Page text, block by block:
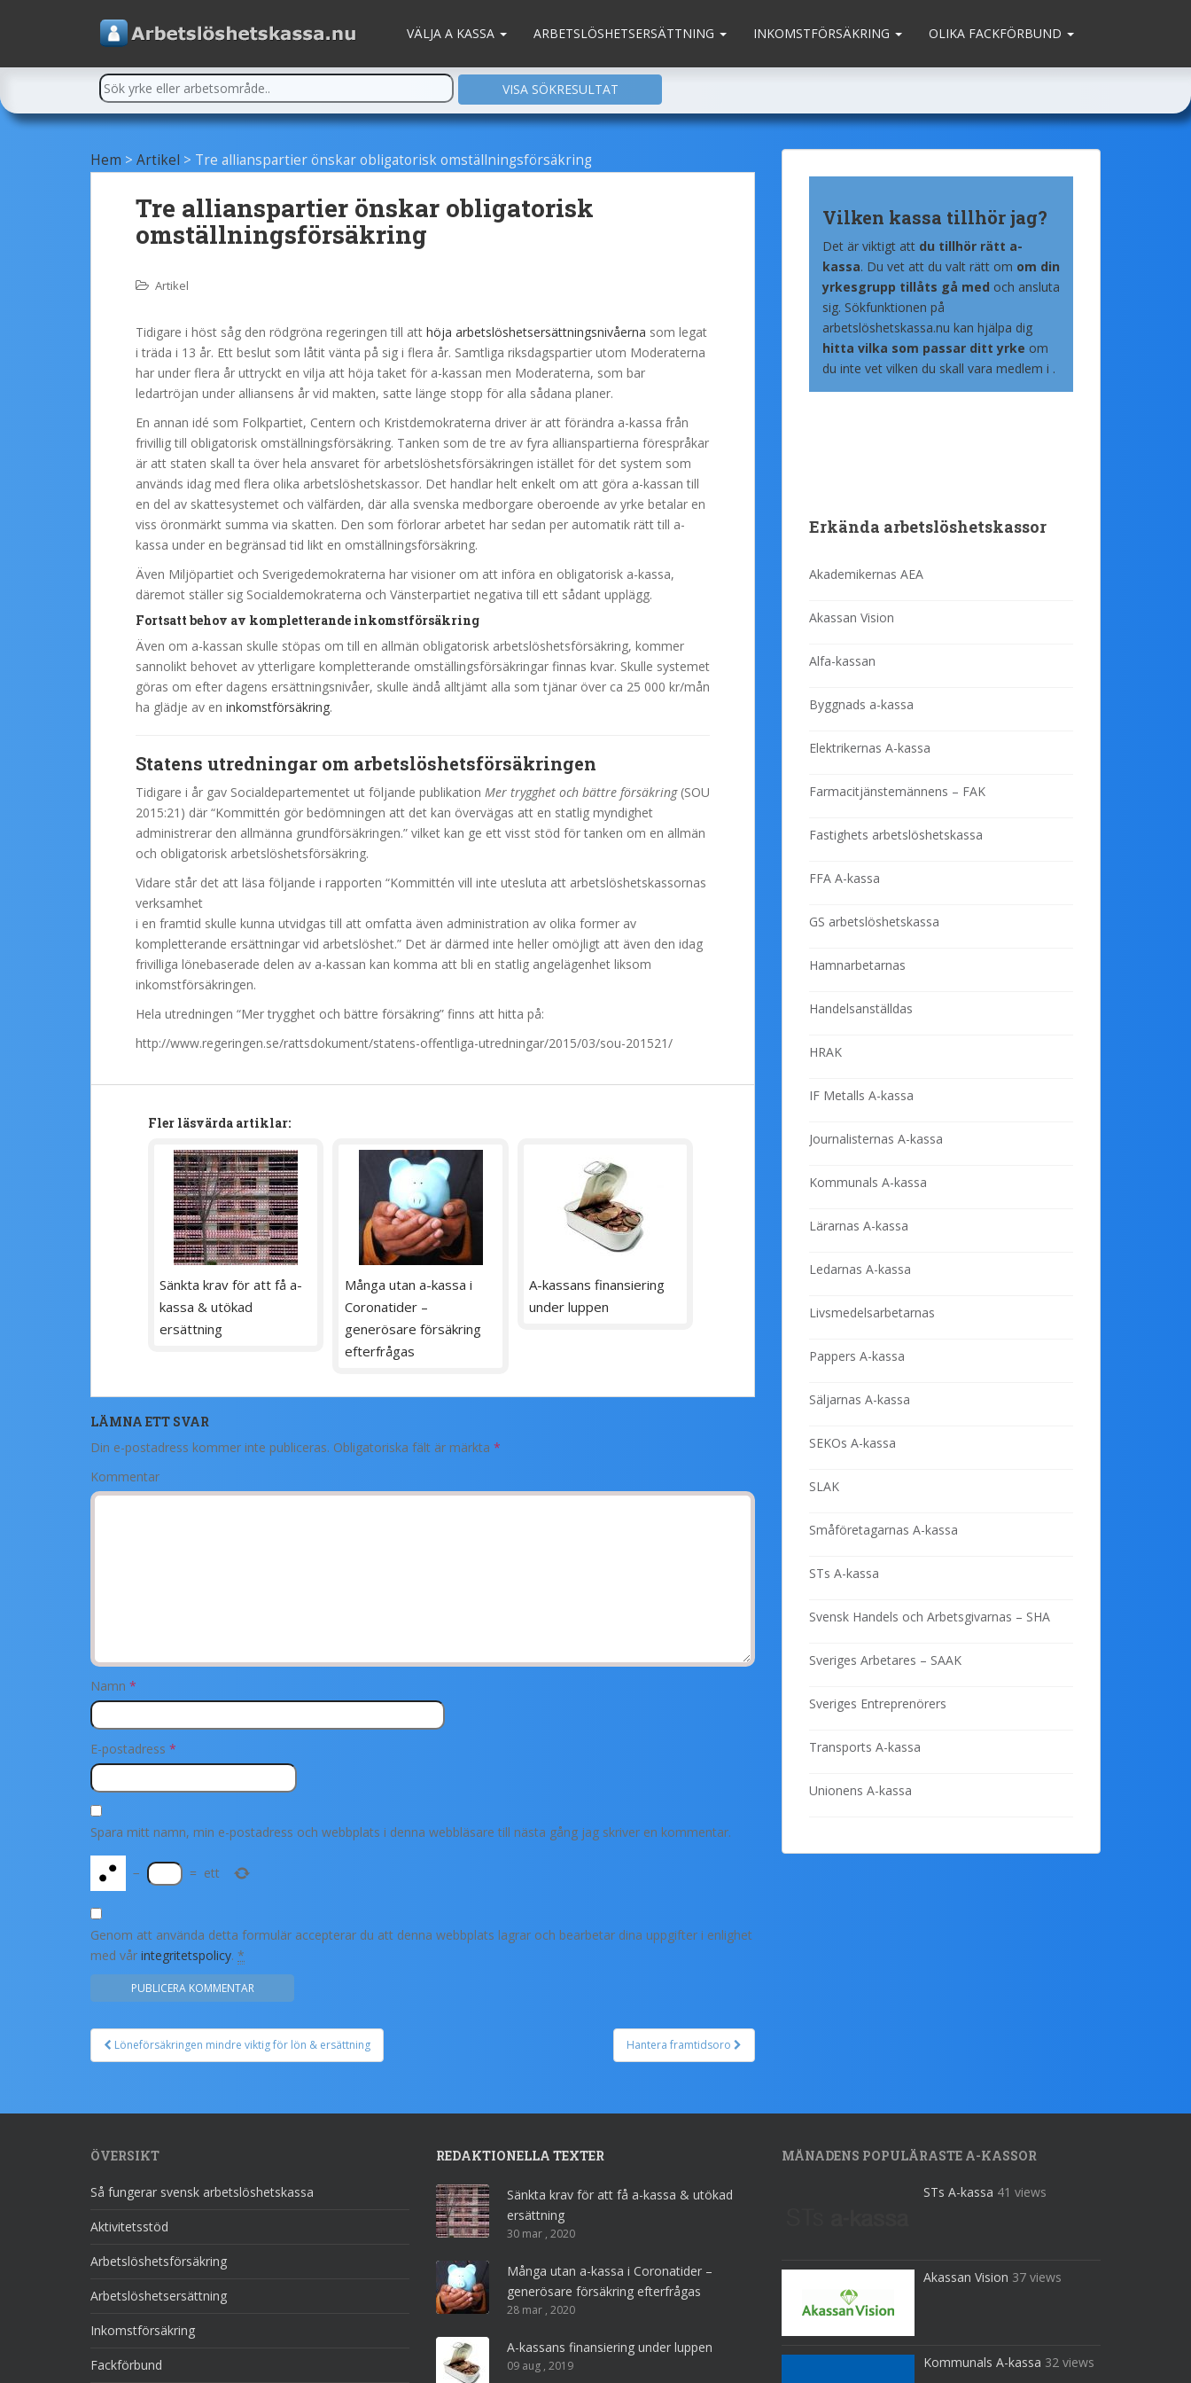
VÄLJA A KASSA ARBETSLÖSHETSERSÄTTNING INKOMSTFÖRSÄKRING OLIKA FACKFÖRBUND
Hem > Artikel > Tre allianspartier önskar obligatorisk omställningsförsäkring
Tre allianspartier önskar obligatorisk
omställningsförsäkring
Artikel
Tidigare i höst såg den rödgröna regeringen till att höja arbetslöshetsersättningsnivåerna som legat
i träda i 13 år. Ett beslut som låtit vänta på sig i flera år. Samtliga riksdagspartier utom Moderaterna
har under flera år uttryckt en vilja att höja taket för a-kassan men Moderaterna, som bar
ledartröjan under alliansens år vid makten, satte länge stopp för alla sådana planer.
En annan idé som Folkpartiet, Centern och Kristdemokraterna driver är att förändra a-kassa från
frivillig till obligatorisk omställningsförsäkring. Tanken som de tre av fyra allianspartierna förespråkar
är att staten skall ta över hela ansvaret för arbetslöshetsförsäkringen istället för det system som
används idag med flera olika arbetslöshetskassor. Det handlar helt enkelt om att göra a-kassan till
en del av skattesystemet och välfärden, där alla svenska medborgare oberoende av yrke betalar en
viss öronmärkt summa via skatten. Den som förlorar arbetet har sedan per automatik rätt till a-
kassa under en begränsad tid likt en omställningsförsäkring.
Även Miljöpartiet och Sverigedemokraterna har visioner om att införa en obligatorisk a-kassa,
däremot ställer sig Socialdemokraterna och Vänsterpartiet negativa till ett sådant upplägg.
Fortsatt behov av kompletterande inkomstförsäkring
Även om a-kassan skulle stöpas om till en allmän obligatorisk arbetslöshetsförsäkring, kommer
sannolikt behovet av ytterligare kompletterande omställingsförsäkringar finnas kvar. Skulle systemet
göras om efter dagens ersättningsnivåer, skulle ändå alltjämt alla som tjänar över ca 25 000 kr/mån
ha glädje av en inkomstförsäkring.
Statens utredningar om arbetslöshetsförsäkringen
Tidigare i år gav Socialdepartementet ut följande publikation Mer trygghet och bättre försäkring(SOU
2015:21) där “Kommittén gör bedömningen att det kan övervägas att en statlig myndighet
administrerar den allmänna grundförsäkringen.” vilket kan ge ett visst stöd för tanken om en allmän
och obligatorisk arbetslöshetsförsäkring.
Vidare står det att läsa följande i rapporten “Kommittén vill inte utesluta att arbetslöshetskassornas
verksamhet
i en framtid skulle kunna utvidgas till att omfatta även administration av olika former av
kompletterande ersättningar vid arbetslöshet.” Det är därmed inte heller omöjligt att även den idag
frivilliga lönebaserade delen av a-kassan kan komma att bli en statlig angelägenhet liksom
inkomstförsäkringen.
Hela utredningen “Mer trygghet och bättre försäkring” finns att hitta på:
http://www.regeringen.se/rattsdokument/statens-offentliga-utredningar/2015/03/sou-201521/
Fler läsvärda artiklar:
Sänkta krav för att få a-
kassa & utökad
ersättning
Många utan a-kassa i
Coronatider –
generösare försäkring
efterfrågas
A-kassans finansiering
under luppen
LÄMNA ETT SVAR
Din e-postadress kommer inte publiceras. Obligatoriska fält är märkta *
Kommentar
Namn *
E-postadress *
Spara mitt namn, min e-postadress och webbplats i denna webbläsare till nästa gång jag skriver en kommentar.
− = ett
Genom att använda detta formulär accepterar du att denna webbplats lagrar och bearbetar dina uppgifter i enlighet
med vår integritetspolicy. *
Post navigation
Löneförsäkringen mindre viktig för lön & ersättning Hantera framtidsoro
Vilken kassa tillhör jag?
Det är viktigt att du tillhör rätt a-
kassa. Du vet att du valt rätt om om din
yrkesgrupp tillåts gå med och ansluta
sig. Sökfunktionen på
arbetslöshetskassa.nu kan hjälpa dig
hitta vilka som passar ditt yrke om
du inte vet vilken du skall vara medlem i .
Erkända arbetslöshetskassor
Akademikernas AEA
Akassan Vision
Alfa-kassan
Byggnads a-kassa
Elektrikernas A-kassa
Farmacitjänstemännens – FAK
Fastighets arbetslöshetskassa
FFA A-kassa
GS arbetslöshetskassa
Hamnarbetarnas
Handelsanställdas
HRAK
IF Metalls A-kassa
Journalisternas A-kassa
Kommunals A-kassa
Lärarnas A-kassa
Ledarnas A-kassa
Livsmedelsarbetarnas
Pappers A-kassa
Säljarnas A-kassa
SEKOs A-kassa
SLAK
Småföretagarnas A-kassa
STs A-kassa
Svensk Handels och Arbetsgivarnas – SHA
Sveriges Arbetares – SAAK
Sveriges Entreprenörers
Transports A-kassa
Unionens A-kassa
ÖVERSIKT
Så fungerar svensk arbetslöshetskassa
Aktivitetsstöd
Arbetslöshetsförsäkring
Arbetslöshetsersättning
Inkomstförsäkring
Fackförbund
REDAKTIONELLA TEXTER
Sänkta krav för att få a-kassa & utökad
ersättning
30 mar , 2020
Många utan a-kassa i Coronatider –
generösare försäkring efterfrågas
28 mar , 2020
A-kassans finansiering under luppen
09 aug , 2019
MÅNADENS POPULÄRASTE A-KASSOR
STs A-kassa 41 views
Akassan Vision 37 views
Kommunals A-kassa 32 views